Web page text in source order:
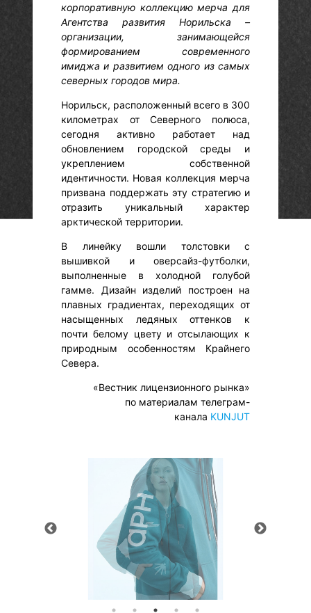
корпоративную коллекцию мерча для
Агентства развития Норильска –
организации, занимающейся
формированием современного
имиджа и развитием одного из самых
северных городов мира.
Норильск, расположенный всего в 300
километрах от Северного полюса,
сегодня активно работает над
обновлением городской среды и
укреплением собственной
идентичности. Новая коллекция мерча
призвана поддержать эту стратегию и
отразить уникальный характер
арктической территории.
В линейку вошли толстовки с
вышивкой и оверсайз-футболки,
выполненные в холодной голубой
гамме. Дизайн изделий построен на
плавных градиентах, переходящих от
насыщенных ледяных оттенков к
почти белому цвету и отсылающих к
природным особенностям Крайнего
Севера.
«Вестник лицензионного рынка»
по материалам телеграм-
канала KUNJUT